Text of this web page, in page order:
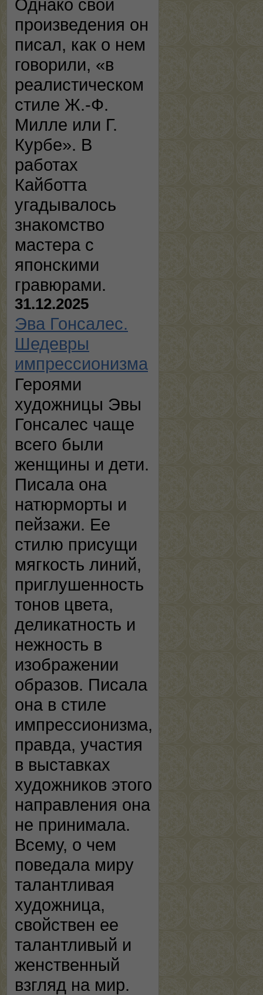
Однако свои
произведения он
писал, как о нем
говорили, «в
реалистическом
стиле Ж.-Ф.
Милле или Г.
Курбе». В
работах
Кайботта
угадывалось
знакомство
мастера с
японскими
гравюрами.
31.12.2025
Эва Гонсалес.
Шедевры
импрессионизма
Героями
художницы Эвы
Гонсалес чаще
всего были
женщины и дети.
Писала она
натюрморты и
пейзажи. Ее
стилю присущи
мягкость линий,
приглушенность
тонов цвета,
деликатность и
нежность в
изображении
образов. Писала
она в стиле
импрессионизма,
правда, участия
в выставках
художников этого
направления она
не принимала.
Всему, о чем
поведала миру
талантливая
художница,
свойствен ее
талантливый и
женственный
взгляд на мир.